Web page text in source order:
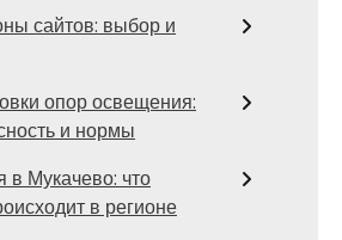
сайтов: выбор и
опор освещения:
и нормы
Мукачево: что
в регионе